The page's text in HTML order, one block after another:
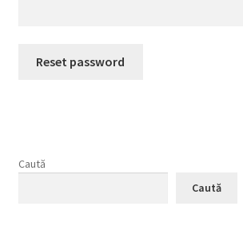
Reset password
Caută
Caută